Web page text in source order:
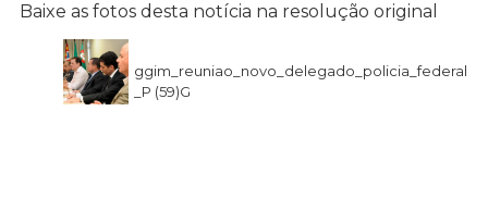
Baixe as fotos desta notícia na resolução original
ggim_reuniao_novo_delegado_policia_federal
_P (59)G